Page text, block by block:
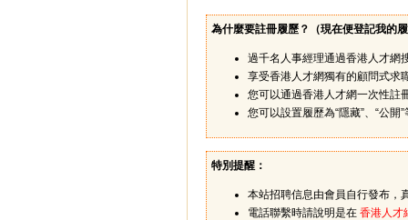
為什麼要註冊履歷？（現在便登記我的
過千名人事經理通過香港人才網
享受香港人才網獨有的顧問式求
您可以通過香港人才網一次性註
您可以設置履歷為“隱藏”、“公
特別提醒：
本站招聘信息由會員自行發布，
電話聯繫時請說明是在 香港人才